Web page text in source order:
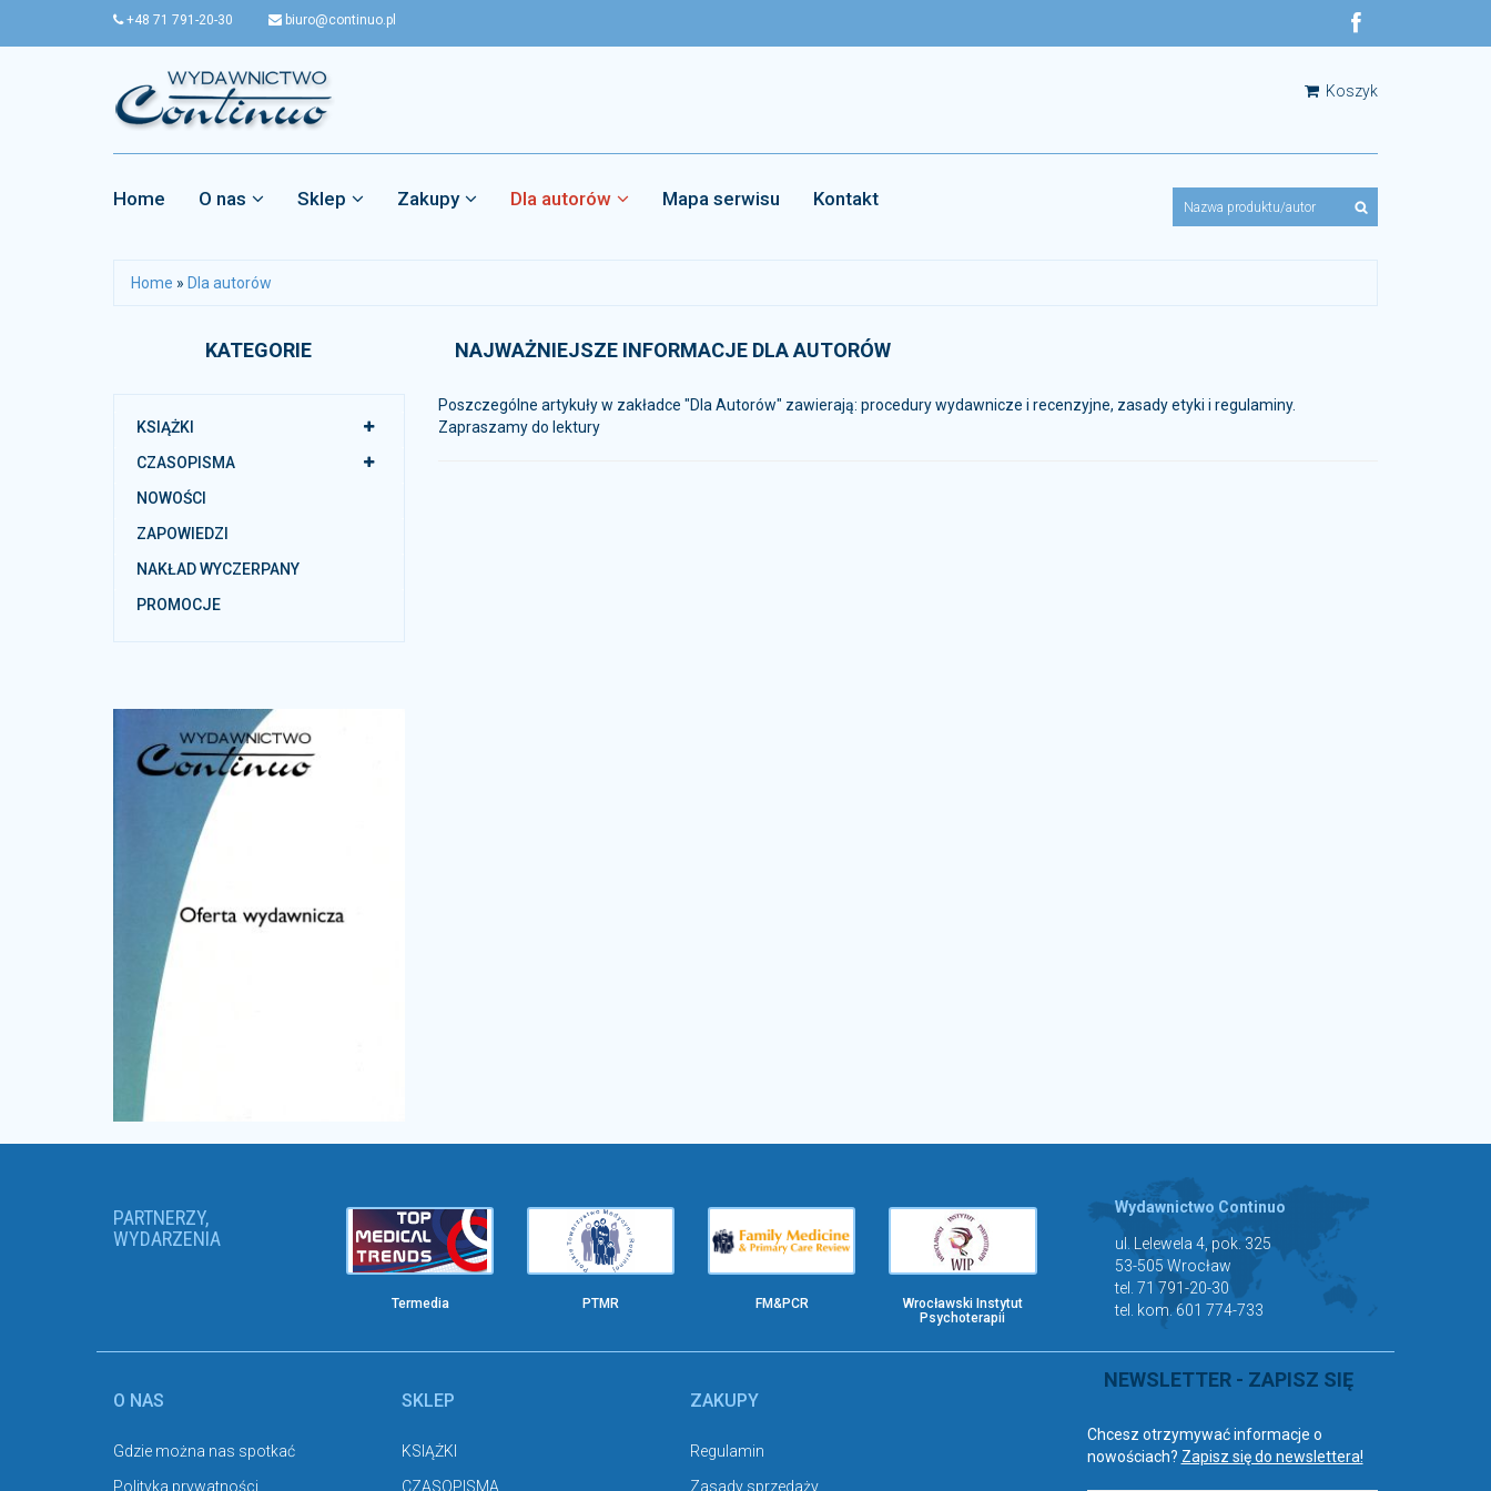
+48 71 791-20-30 biuro@continuo.pl
Koszyk
Home O nas Sklep Zakupy Dla autorów Mapa serwisu Kontakt
Home » Dla autorów
KATEGORIE
KSIĄŻKI
CZASOPISMA
NOWOŚCI
ZAPOWIEDZI
NAKŁAD WYCZERPANY
PROMOCJE
NAJWAŻNIEJSZE INFORMACJE DLA AUTORÓW
Poszczególne artykuły w zakładce "Dla Autorów" zawierają: procedury wydawnicze i recenzyjne, zasady etyki i regulaminy.
Zapraszamy do lektury
PARTNERZY,
WYDARZENIA
Termedia PTMR FM&PCR
Wrocławski Instytut
Psychoterapii
Wydawnictwo Continuo
ul. Lelewela 4, pok. 325
53-505 Wrocław
tel. 71 791-20-30
tel. kom. 601 774-733
O NAS
Gdzie można nas spotkać
Polityka prywatności
SKLEP
KSIĄŻKI
CZASOPISMA
ZAKUPY
Regulamin
Zasady sprzedaży
NEWSLETTER - ZAPISZ SIĘ
Chcesz otrzymywać informacje o
nowościach? Zapisz się do newslettera!